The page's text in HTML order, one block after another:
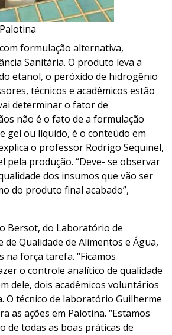
formulação alternativa,
Sanitária. O produto leva a
etanol, o peróxido de hidrogênio
técnicos e acadêmicos estão
determinar o fator de
não é o fato de a formulação
gel ou líquido, é o conteúdo em
o professor Rodrigo Sequinel,
pela produção. “Deve- se observar
dos insumos que vão ser
do produto final acabado”,
Bersot, do Laboratório de
de Qualidade de Alimentos e Água,
na força tarefa. “Ficamos
o controle analítico de qualidade
dele, dois acadêmicos voluntários
O técnico de laboratório Guilherme
as ações em Palotina. “Estamos
de todas as boas práticas de